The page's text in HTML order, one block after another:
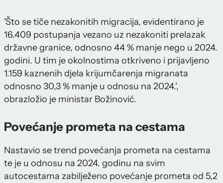
'Što se tiče nezakonitih migracija, evidentirano je
16.409 postupanja vezano uz nezakoniti prelazak
državne granice, odnosno 44 % manje nego u 2024.
godini. U tim je okolnostima otkriveno i prijavljeno
1.159 kaznenih djela krijumčarenja migranata
odnosno 30,3 % manje u odnosu na 2024.',
obrazložio je ministar Božinović.
Povećanje prometa na cestama
Nastavio se trend povećanja prometa na cestama
te je u odnosu na 2024. godinu na svim
autocestama zabilježeno povećanje prometa od 5,2